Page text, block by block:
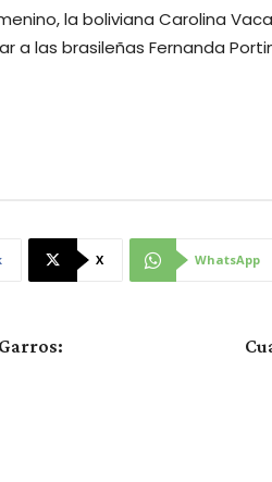
la boliviana Carolina
a las brasileñas Fernanda
X WhatsApp